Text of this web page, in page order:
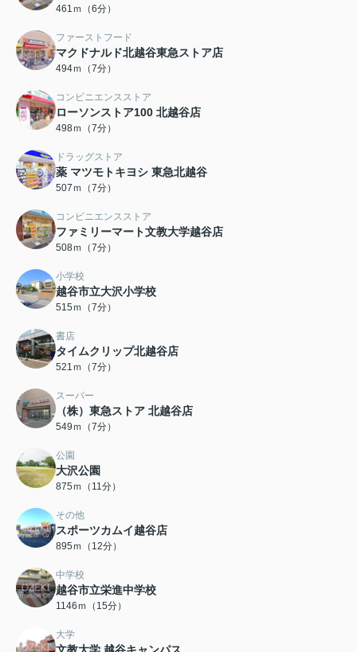
461ｍ（6分）
ファーストフード
マクドナルド北越谷東急ストア店
494ｍ（7分）
コンビニエンスストア
ローソンストア100 北越谷店
498ｍ（7分）
ドラッグストア
薬 マツモトキヨシ 東急北越谷
507ｍ（7分）
コンビニエンスストア
ファミリーマート文教大学越谷店
508ｍ（7分）
小学校
越谷市立大沢小学校
515ｍ（7分）
書店
タイムクリップ北越谷店
521ｍ（7分）
スーパー
（株）東急ストア 北越谷店
549ｍ（7分）
公園
大沢公園
875ｍ（11分）
その他
スポーツカムイ越谷店
895ｍ（12分）
中学校
越谷市立栄進中学校
1146ｍ（15分）
大学